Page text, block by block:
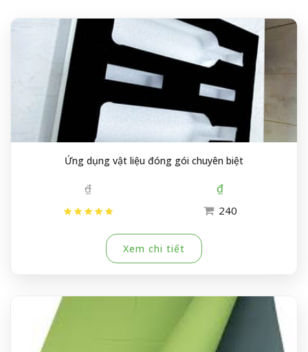
Ứng dụng vật liệu đóng gói chuyên biệt
₫ ₫
240
Xem chi tiết